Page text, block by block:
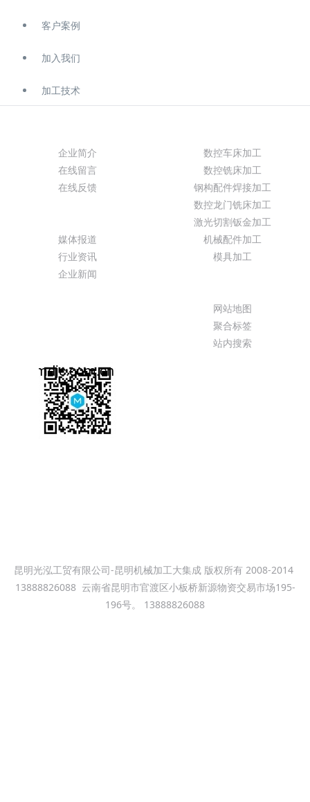
客户案例
加入我们
加工技术
企业简介
在线留言
在线反馈
数控车床加工
数控铣床加工
钢构配件焊接加工
数控龙门铣床加工
激光切割钣金加工
机械配件加工
模具加工
媒体报道
行业资讯
企业新闻
网站地图
聚合标签
站内搜索
昆明光泓工贸有限公司-昆明机械加工大集成 版权所有 2008-2014
13888826088 云南省昆明市官渡区小板桥新源物资交易市场195-
196号。 13888826088